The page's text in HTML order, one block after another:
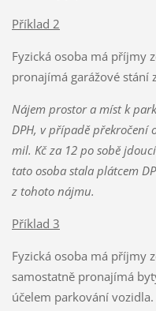
Příklad 2
Fyzická osoba má příjmy
pronajímá garážové stání
Nájem prostor a míst k
DPH, v případě překročení
mil. Kč za 12 po sobě
tato osoba stala plátcem
z tohoto nájmu.
Příklad 3
Fyzická osoba má příjmy
samostatně pronajímá
účelem parkování vozidla.